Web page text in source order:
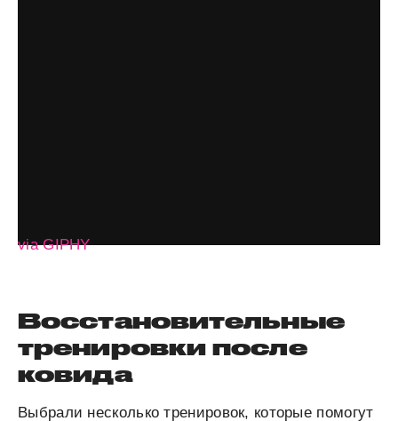
via GIPHY
Восстановительные
тренировки после
ковида
Выбрали несколько тренировок, которые помогут